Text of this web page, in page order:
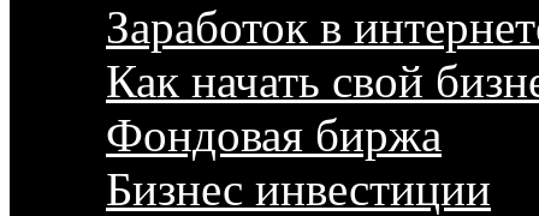
Заработок в
Как начать свой
Фондовая биржа
Бизнес инвестиции